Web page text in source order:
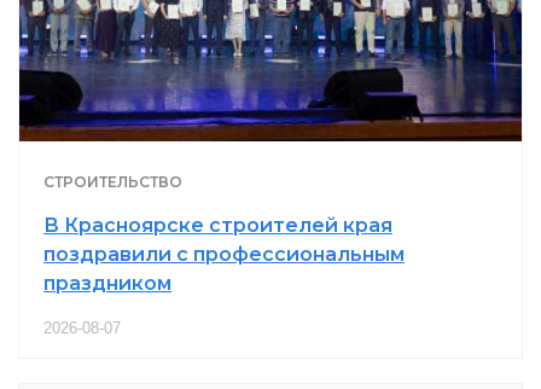
СТРОИТЕЛЬСТВО
В Красноярске строителей края
поздравили с профессиональным
праздником
2026-08-07